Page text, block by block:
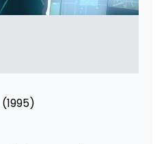
(1995)